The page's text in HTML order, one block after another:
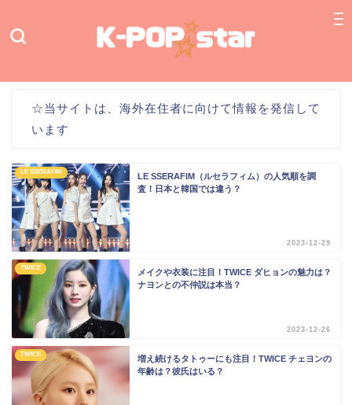
☆当サイトは、海外在住者に向けて情報を発信して
います
LE SSERAFIM
LE SSERAFIM（ルセラフィム）の人気順を調
査！日本と韓国では違う？
2023-12-29
TWICE
メイクや衣装に注目！TWICE ダヒョンの魅力は？
ナヨンとの不仲説は本当？
2023-12-26
TWICE
増え続けるタトゥーにも注目！TWICE チェヨンの
年齢は？彼氏はいる？